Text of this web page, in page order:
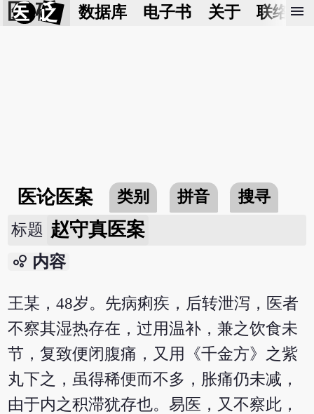
医 砭 数据库 电子书 关于 联络我
menu
医论医案 类别 拼音
搜寻
标题 赵守真医案
bubble_chart 内容
王某，48岁。先病痢疾，后转泄泻，医者
不察其湿热存在，过用温补，兼之饮食未
节，复致便闭腹痛，又用《千金方》之紫
丸下之，虽得稀便而不多，胀痛仍未减，
由于内之积滞犹存也。易医，又不察此，